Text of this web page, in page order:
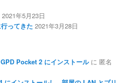
2021年5月23日
ってきた 2021年3月28日
Pocket 2 にインストールに匿名